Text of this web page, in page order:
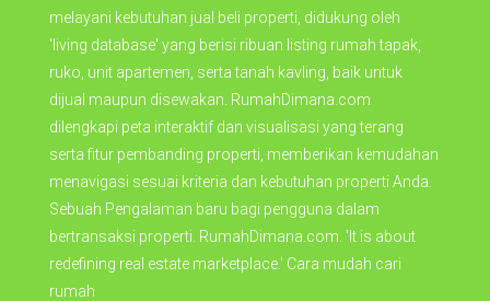
melayani kebutuhan jual beli properti, didukung oleh
'living database' yang berisi ribuan listing rumah tapak,
ruko, unit apartemen, serta tanah kavling, baik untuk
dijual maupun disewakan. RumahDimana.com
dilengkapi peta interaktif dan visualisasi yang terang
serta fitur pembanding properti, memberikan kemudahan
menavigasi sesuai kriteria dan kebutuhan properti Anda.
Sebuah Pengalaman baru bagi pengguna dalam
bertransaksi properti. RumahDimana.com. 'It is about
redefining real estate marketplace.' Cara mudah cari
rumah